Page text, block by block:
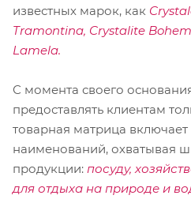
известных марок, как
Tramontina, Crystalite
Lamela.
С момента своего
предоставлять клиентам
товарная матрица включает
наименований, охватывая
продукции: посуду,
для отдыха на природе и